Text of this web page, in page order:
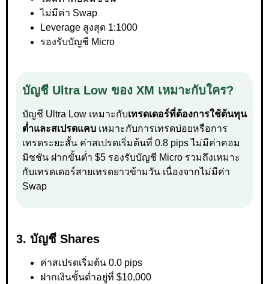
ไม่มีค่า Swap
Leverage สูงสุด 1:1000
รองรับบัญชี Micro
บัญชี Ultra Low ของ XM เหมาะกับใคร?
บัญชี Ultra Low เหมาะกับเทรดเดอร์ที่ต้องการใช้ต้นทุน
ต่ำและสเปรดแคบ เหมาะกับการเทรดบ่อยหรือการ
เทรดระยะสั้น ค่าสเปรดเริ่มต้นที่ 0.8 pips ไม่มีค่าคอม
มิชชัน ฝากขั้นต่ำ $5 รองรับบัญชี Micro รวมถึงเหมาะ
กับเทรดเดอร์สายเทรดยาวข้ามวัน เนื่องจากไม่มีค่า
Swap
3. บัญชี Shares
ค่าสเปรดเริ่มต้น 0.0 pips
ฝากเงินขั้นต่ำอยู่ที่ $10,000